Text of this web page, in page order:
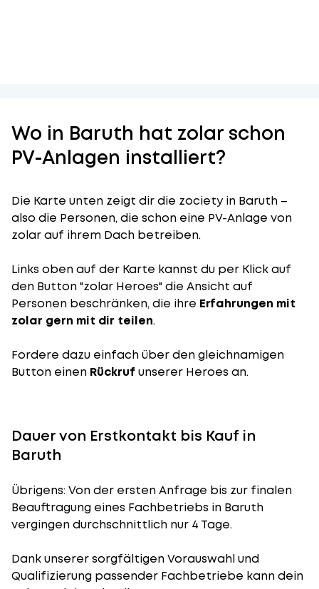
Wo in Baruth hat zolar schon
PV-Anlagen installiert?
Die Karte unten zeigt dir die zociety in Baruth –
also die Personen, die schon eine PV-Anlage von
zolar auf ihrem Dach betreiben.
Links oben auf der Karte kannst du per Klick auf
den Button "zolar Heroes" die Ansicht auf
Personen beschränken, die ihre Erfahrungen mit
zolar gern mit dir teilen.
Fordere dazu einfach über den gleichnamigen
Button einen Rückruf unserer Heroes an.
Dauer von Erstkontakt bis Kauf in
Baruth
Übrigens: Von der ersten Anfrage bis zur finalen
Beauftragung eines Fachbetriebs in Baruth
vergingen durchschnittlich nur 4 Tage.
Dank unserer sorgfältigen Vorauswahl und
Qualifizierung passender Fachbetriebe kann dein